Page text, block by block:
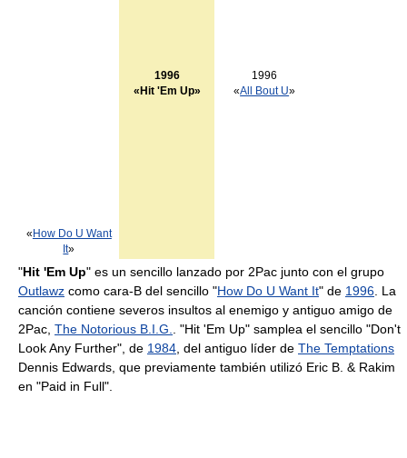
« How Do U Want
It»
1996
«Hit 'Em Up»
1996
«All Bout U»
"Hit 'Em Up" es un sencillo lanzado por 2Pac junto con el grupo
Outlawz como cara-B del sencillo "How Do U Want It" de 1996 . La
canción contiene severos insultos al enemigo y antiguo amigo de
2Pac, The Notorious B.I.G.
. "Hit 'Em Up" samplea el sencillo "Don't
Look Any Further", de 1984 , del antiguo líder de The Temptations
Dennis Edwards, que previamente también utilizó Eric B. & Rakim
en "Paid in Full".